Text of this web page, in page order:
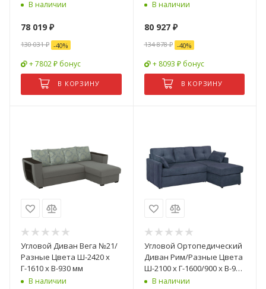
В-960 мм
В наличии
78 019 ₽
130 031₽ -40%
+ 7802 ₽ бонус
В КОРЗИНУ
В-900 мм
В наличии
80 927₽
134 878₽ -40%
+ 8093 ₽ бонус
В КОРЗИНУ
Угловой Диван Вега №21/
Разные Цвета Ш-2420 х
Г-1610 х В-930 мм
В наличии
Угловой Ортопедический
Диван Рим/Разные Цвета
Ш-2100 х Г-1600/900 х В-920
ммВ наличии